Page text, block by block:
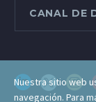
CANAL DE
Nuestra sitio web
navegación. Para